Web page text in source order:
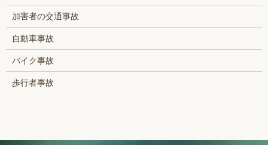
加害者の交通事故
自動車事故
バイク事故
歩行者事故